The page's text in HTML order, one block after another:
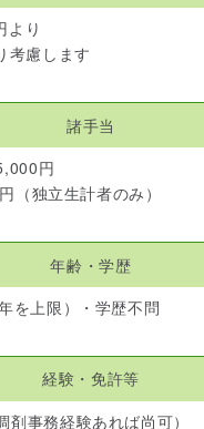
より
考慮します
諸手当
円
（独立生計者のみ）
年齢・学歴
を上限）・学歴不問
経験・免許等
事務経験あれば尚可）